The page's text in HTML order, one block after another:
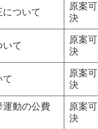
ついて
原案可
決
いて
原案可
決
て
原案可
決
運動の公費
原案可
決